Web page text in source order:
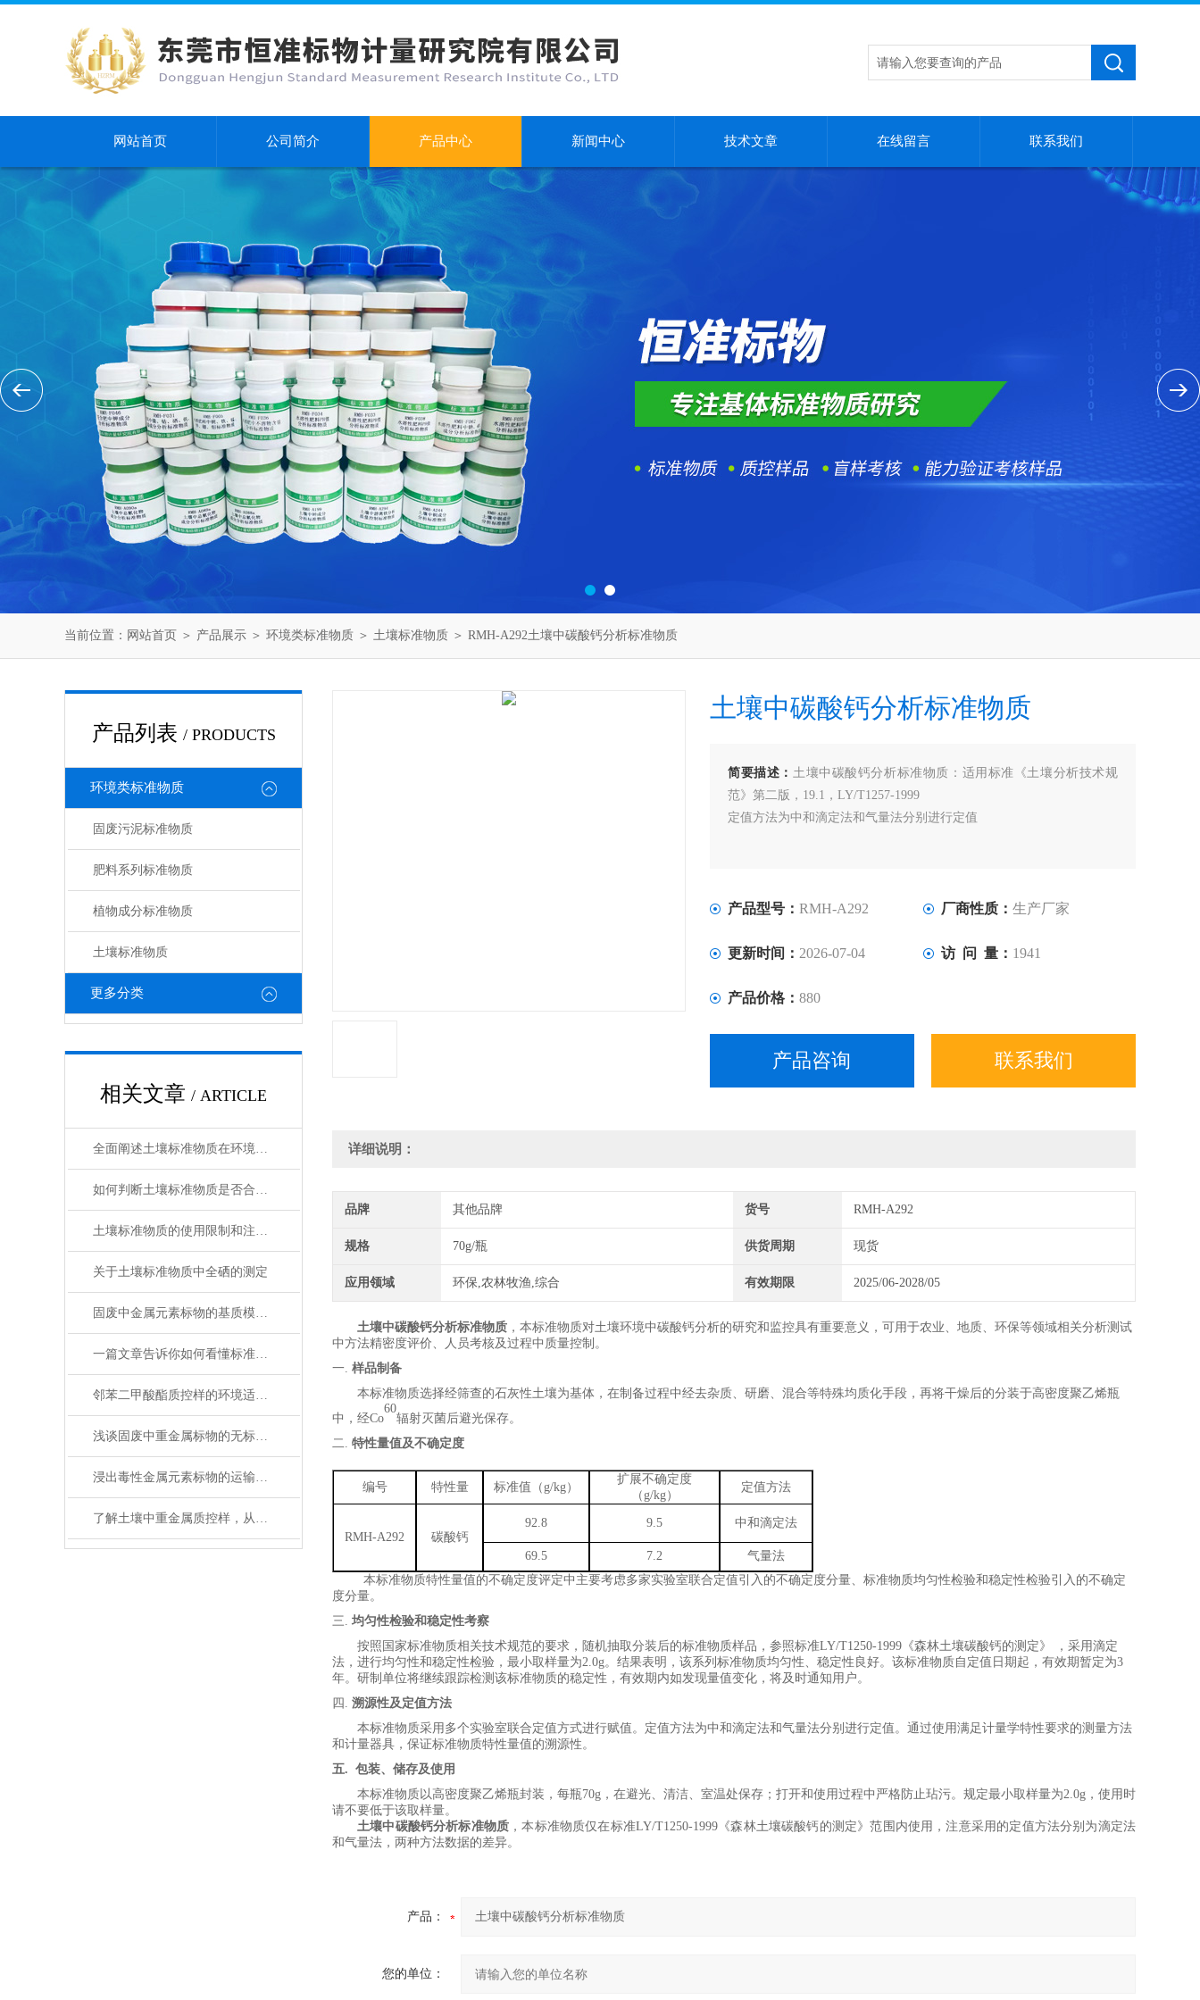
网站首页 公司简介 产品中心 新闻中心 技术文章 在线留言 联系我们
当前位置： 网站首页 ＞ 产品展示 ＞ 环境类标准物质 ＞ 土壤标准物质 ＞ RMH-A292土壤中碳酸钙分析标准物质
产品列表 / PRODUCTS
环境类标准物质
固废污泥标准物质
肥料系列标准物质
植物成分标准物质
土壤标准物质
更多分类
相关文章 / ARTICLE
全面阐述土壤标准物质在环境分析与农业检测中的工作原理与使用维护指南
如何判断土壤标准物质是否合格？
土壤标准物质的使用限制和注意事项
关于土壤标准物质中全硒的测定
固废中金属元素标物的基质模拟与定值技术解析
一篇文章告诉你如何看懂标准物质证书！
邻苯二甲酸酯质控样的环境适应性
浅谈固废中重金属标物的无标样测试步骤
浸出毒性金属元素标物的运输与储存
了解土壤中重金属质控样，从这里开始！
土壤中碳酸钙分析标准物质
简要描述： 土壤中碳酸钙分析标准物质：适用标准《土壤分析技术规
范》第二版，19.1，LY/T1257-1999
定值方法为中和滴定法和气量法分别进行定值
产品型号： RMH-A292 厂商性质： 生产厂家
更新时间： 2026-07-04 访 问 量： 1941
产品价格： 880
产品咨询 联系我们
详细说明：
品牌 其他品牌 货号 RMH-A292
规格 70g/瓶 供货周期 现货
应用领域 环保,农林牧渔,综合 有效期限 2025/06-2028/05
土壤中碳酸钙分析标准物质 ，本标准物质对土壤环境中碳酸钙分析的研究和监控具有重要意义，可用于农业、地质、环保等领域相关分析测试
中方法精密度评价、人员考核及过程中质量控制。
一. 样品制备
本标准物质选择经筛查的石灰性土壤为基体，在制备过程中经去杂质、研磨、混合等特殊均质化手段，再将干燥后的分装于高密度聚乙烯瓶
中，经Co
60
辐射灭菌后避光保存。
二. 特性量值及不确定度
编号 特性量 标准值（ g/kg）
扩展不确定度
（ g/kg）
定值方法
RMH-A292 碳酸钙
92.8 9.5 中和滴定法
69.5 7.2
气量法
本标准物质特性量值的不确定度评定中主要考虑多家实验室联合定值引入的不确定度分量、标准物质均匀性检验和稳定性检验引入的不确定
度分量。
三. 均匀性检验和稳定性考察
按照 国家标准物质相关技术规范的要求，随机抽取分装后的标准物质样品， 参照标准LY/T1250-1999 《森林土壤碳酸钙的测定》 ， 采用滴定
法， 进行均匀性和稳定性检验，最小取样量为2.0g。结果表明，该系列标准物质均匀性、稳定性良好。该标准物质自定值日期起，有效期暂定为3
年。研制单位将继续跟踪检测该标准物质的稳定性，有效期内如发现量值变化，将及时通知用户。
四. 溯源性及定值方法
本标准物质采用多个实验室联合定值方式进行赋值。定值方法为中和滴定法和气量法分别进行定值 。通过使用满足计量学特性要求的测量方法
和计量器具，保证标准物质特性量值的溯源性。
五. 包装、储存及使用
本标准物质以高密度聚乙烯瓶封装，每瓶70g ，在避光、清洁、室温处保存；打开和使用过程中严格防止玷污。规定最小取样量为2 0g ，使用时
请不要低于该取样量。
土壤中碳酸钙分析标准物质 ，本标准物质仅在标准LY/T1250-1999 《森林土壤碳酸钙的测定》范围内使用，注意采用的定值方法分别为滴定法
和气量法 ，两种方法数据的差异。
产品：
您的单位：